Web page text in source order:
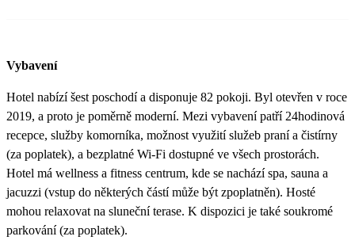
Vybavení
Hotel nabízí šest poschodí a disponuje 82 pokoji. Byl otevřen v roce
2019, a proto je poměrně moderní. Mezi vybavení patří 24hodinová
recepce, služby komorníka, možnost využití služeb praní a čistírny
(za poplatek), a bezplatné Wi-Fi dostupné ve všech prostorách.
Hotel má wellness a fitness centrum, kde se nachází spa, sauna a
jacuzzi (vstup do některých částí může být zpoplatněn). Hosté
mohou relaxovat na sluneční terase. K dispozici je také soukromé
parkování (za poplatek).